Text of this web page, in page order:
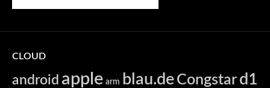
CLOUD
android apple arm blau.de Congstar d1